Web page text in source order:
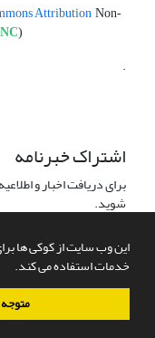
این وب سایت از کوکی ها
خدمات استفاده می کند.
Attribution Non-
)
.
اشتراک خبرنامه
برای دریافت اخبار و
شوید.
سامانه مدیریت نشریات